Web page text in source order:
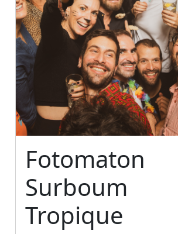
Fotomaton
Surboum
Tropique